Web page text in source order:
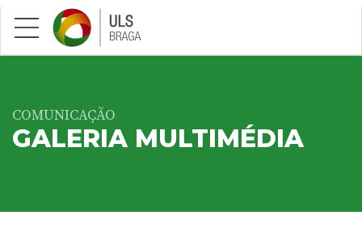
Saltar para conteúdo principal
COMUNICAÇÃO
GALERIA MULTIMÉDIA